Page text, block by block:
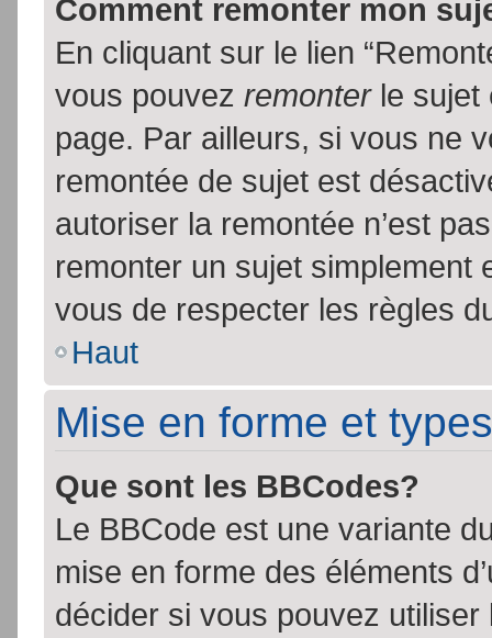
Comment remonter mon
En cliquant sur le lien
vous pouvez remonterle sujet
page. Par ailleurs, si vous ne
remontée de sujet est
autoriser la remontée n’est
remonter un sujet simplement
vous de respecter les règles
Haut
Mise en forme et
Que sont les BBCodes?
Le BBCode est une variante
mise en forme des éléments
décider si vous pouvez